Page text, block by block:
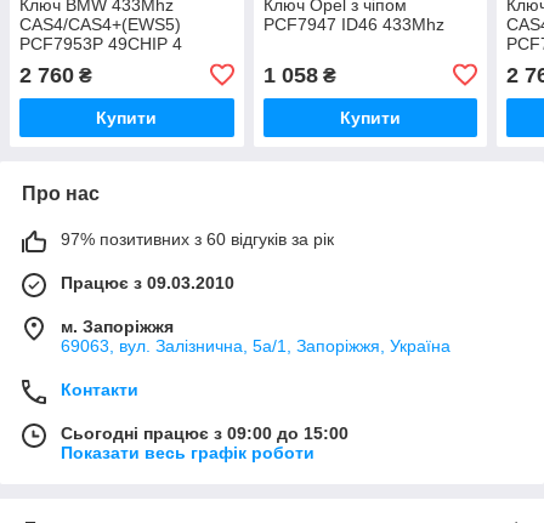
Ключ BMW 433Mhz
CAS4/CAS4+(EWS5)
PCF7953P 49CHIP 4
2 760 ₴
Купити
Ключ Opel з чіпом
PCF7947 ID46 433Mhz
1 058₴
Купити
2
Про нас
97% позитивних з 60 відгуків за рік
Працює з 09.03.2010
м. Запоріжжя
69063, вул. Залізнична, 5а/1, Запоріжжя, Україна
Контакти
Сьогодні працює з 09:00 до 15:00
Показати весь графік роботи